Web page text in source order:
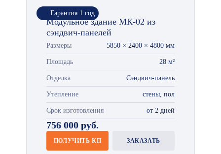
Гарантия 1 год
Модульное здание МК-02 из
сэндвич-панелей
Размеры 5850 × 2400 × 4800 мм
Площадь 28 м²
Отделка Сэндвич-панель
Утепление стены, пол
Срок изготовления от 2 дней
756 000 руб.
ПОЛУЧИТЬ КП ЗАКАЗАТЬ